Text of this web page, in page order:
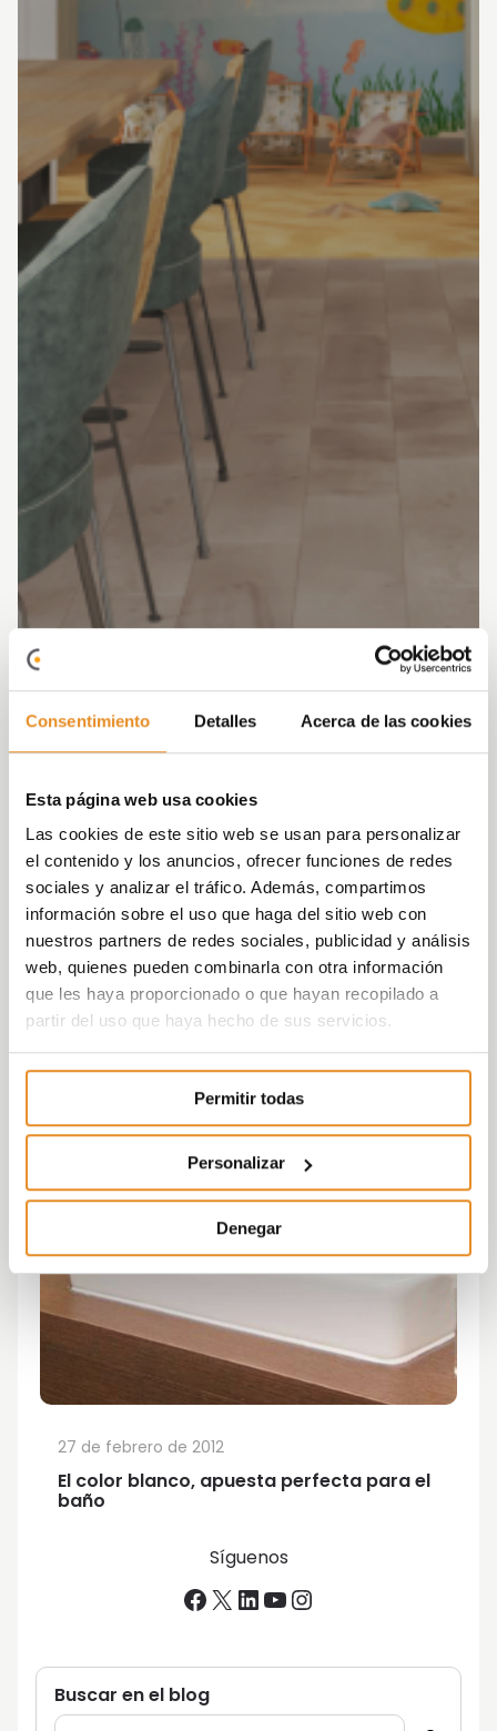
Consentimiento Detalles Acerca de las cookies
Esta página web usa cookies
Las cookies de este sitio web se usan para personalizar
el contenido y los anuncios, ofrecer funciones de redes
sociales y analizar el tráfico. Además, compartimos
información sobre el uso que haga del sitio web con
nuestros partners de redes sociales, publicidad y análisis
web, quienes pueden combinarla con otra información
que les haya proporcionado o que hayan recopilado a
partir del uso que haya hecho de sus servicios.
Permitir todas
Personalizar
Denegar
El color blanco, apuesta perfecta para el
baño
27 de febrero de 2012
Síguenos
Facebook
X LinkedIn
YouTube
Instagram
Buscar en el blog